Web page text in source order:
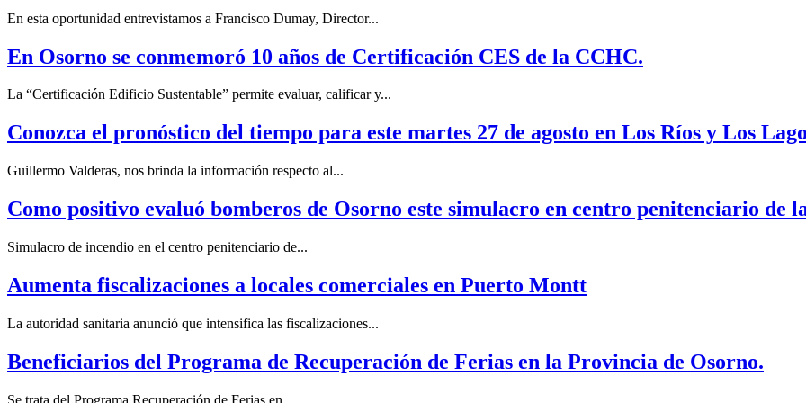
En esta oportunidad entrevistamos a Francisco Dumay, Director...
En Osorno se conmemoró 10 años de Certificación CES de la CCHC.
La “Certificación Edificio Sustentable” permite evaluar, calificar y...
Conozca el pronóstico del tiempo para este martes 27 de agosto en Los Ríos y Los
Guillermo Valderas, nos brinda la información respecto al...
Como positivo evaluó bomberos de Osorno este simulacro en centro penitenciario de
Simulacro de incendio en el centro penitenciario de...
Aumenta fiscalizaciones a locales comerciales en Puerto Montt
La autoridad sanitaria anunció que intensifica las fiscalizaciones...
Beneficiarios del Programa de Recuperación de Ferias en la Provincia de Osorno.
Se trata del Programa Recuperación de Ferias en...